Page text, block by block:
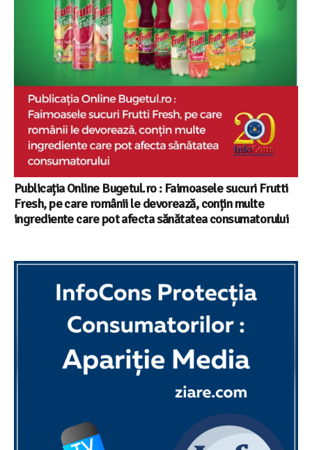
Publicația Online Bugetul.ro : Faimoasele sucuri Frutti
Fresh, pe care românii le devorează, conțin multe
ingrediente care pot afecta sănătatea consumatorului